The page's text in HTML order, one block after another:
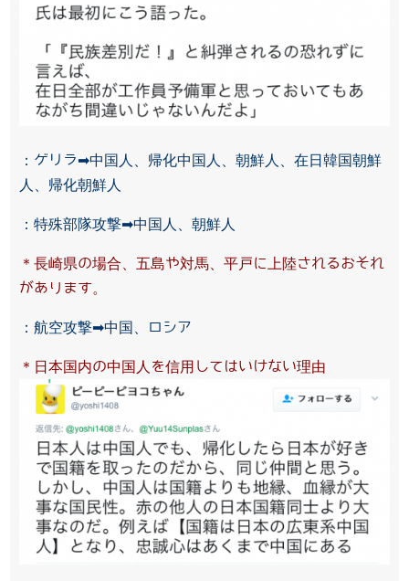
：ゲリラ➡中国人、帰化中国人、朝鮮人、在日韓国朝鮮
人、帰化朝鮮人
：特殊部隊攻撃➡中国人、朝鮮人
＊長崎県の場合、五島や対馬、平戸に上陸されるおそれ
があります。
：航空攻撃➡中国、ロシア
＊日本国内の中国人を信用してはいけない理由